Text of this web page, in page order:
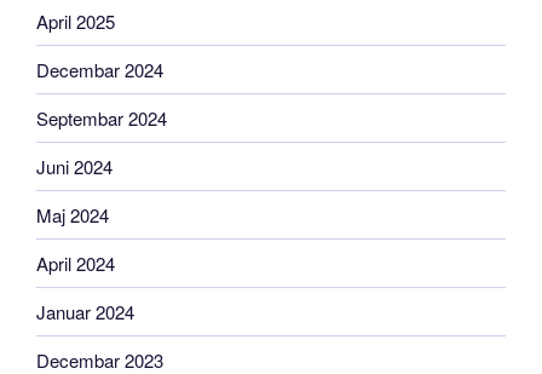
April 2025
Decembar 2024
Septembar 2024
Juni 2024
Maj 2024
April 2024
Januar 2024
Decembar 2023